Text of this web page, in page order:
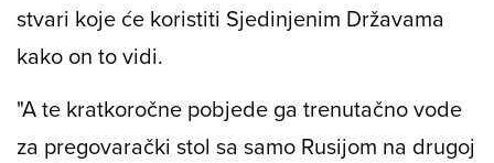
stvari koje će koristiti Sjedinjenim Državama
kako on to vidi.
"A te kratkoročne pobjede ga trenutačno vode
za pregovarački stol sa samo Rusijom na drugoj